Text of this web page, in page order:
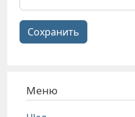
Сохранить
Меню